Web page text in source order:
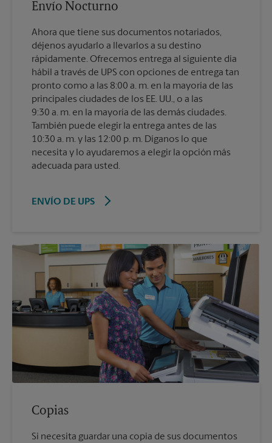
Envío Nocturno
Ahora que tiene sus documentos notariados,
déjenos ayudarlo a llevarlos a su destino
rápidamente. Ofrecemos entrega al siguiente día
hábil a través de UPS con opciones de entrega tan
pronto como a las 8:00 a. m. en la mayoría de las
principales ciudades de los EE. UU., o a las
9:30 a. m. en la mayoría de las demás ciudades.
También puede elegir la entrega antes de las
10:30 a. m. y las 12:00 p. m. Díganos lo que
necesita y lo ayudaremos a elegir la opción más
adecuada para usted.
ENVÍO DE UPS
Copias
Si necesita guardar una copia de sus documentos